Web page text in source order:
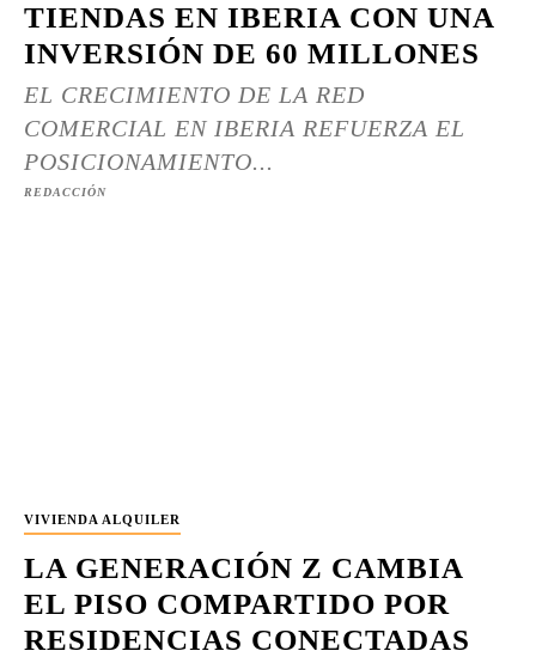
TIENDAS EN IBERIA CON UNA
INVERSIÓN DE 60 MILLONES
EL CRECIMIENTO DE LA RED
COMERCIAL EN IBERIA REFUERZA EL
POSICIONAMIENTO...
REDACCIÓN
VIVIENDA ALQUILER
LA GENERACIÓN Z CAMBIA
EL PISO COMPARTIDO POR
RESIDENCIAS CONECTADAS